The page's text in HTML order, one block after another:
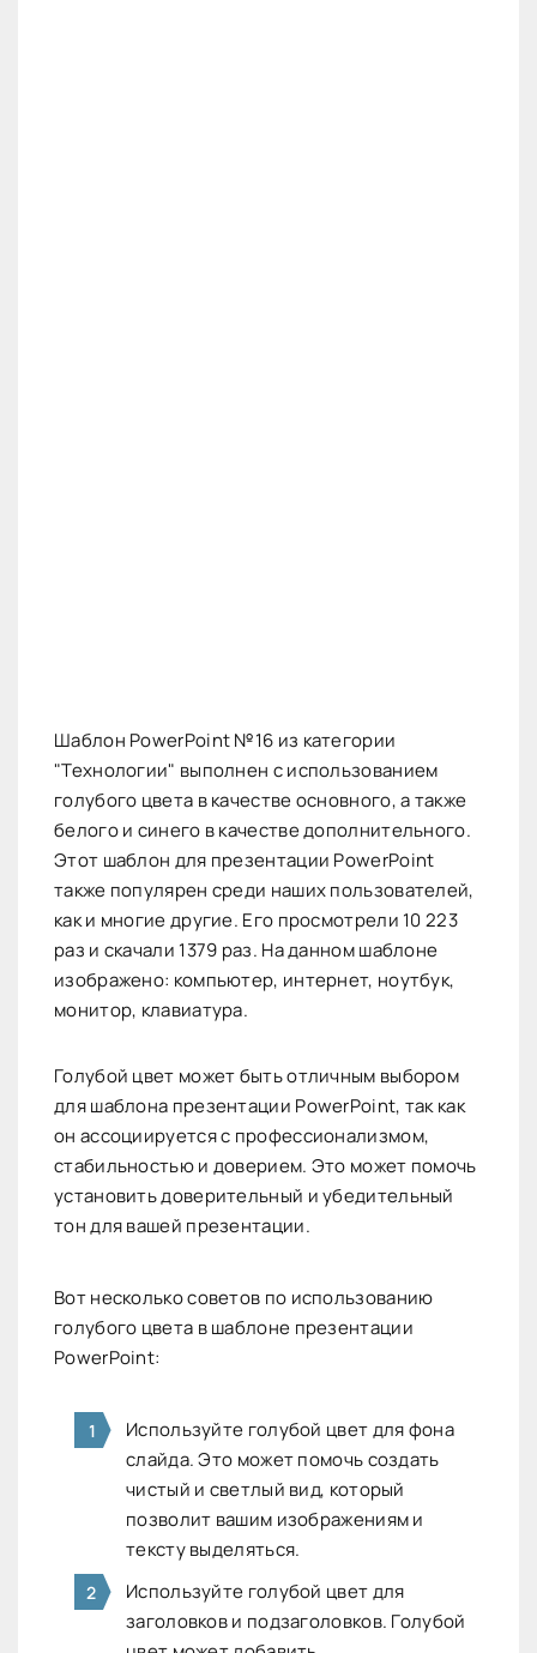
Шаблон PowerPoint №16 из категории
"Технологии" выполнен с использованием
голубого цвета в качестве основного, а также
белого и синего в качестве дополнительного.
Этот шаблон для презентации PowerPoint
также популярен среди наших пользователей,
как и многие другие. Его просмотрели 10 223
раз и скачали 1379 раз. На данном шаблоне
изображено: компьютер, интернет, ноутбук,
монитор, клавиатура.
Голубой цвет может быть отличным выбором
для шаблона презентации PowerPoint, так как
он ассоциируется с профессионализмом,
стабильностью и доверием. Это может помочь
установить доверительный и убедительный
тон для вашей презентации.
Вот несколько советов по использованию
голубого цвета в шаблоне презентации
PowerPoint:
Используйте голубой цвет для фона
слайда. Это может помочь создать
чистый и светлый вид, который
позволит вашим изображениям и
тексту выделяться.
Используйте голубой цвет для
заголовков и подзаголовков. Голубой